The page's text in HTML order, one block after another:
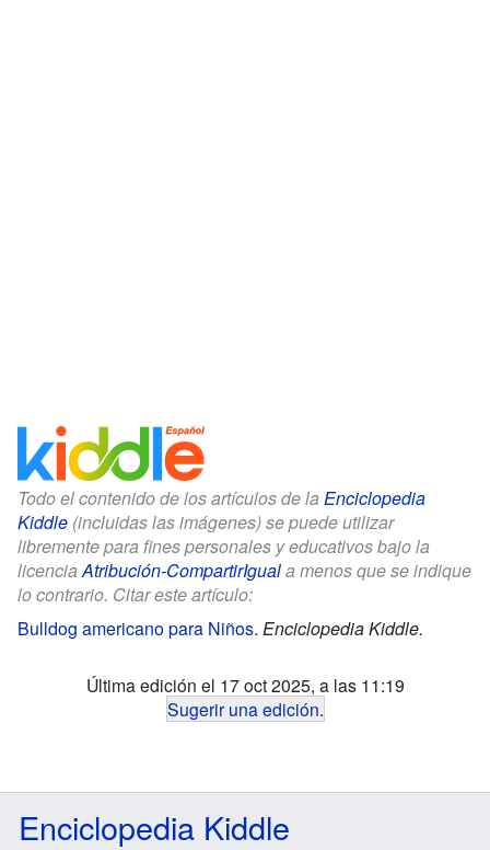
Todo el contenido de los artículos de la Enciclopedia
Kiddle (incluidas las imágenes) se puede utilizar
libremente para fines personales y educativos bajo la
licencia Atribución-CompartirIguala menos que se indique
lo contrario. Citar este artículo:
Bulldog americano para Niños. Enciclopedia Kiddle.
Última edición el 17 oct 2025, a las 11:19
Sugerir una edición.
Enciclopedia Kiddle